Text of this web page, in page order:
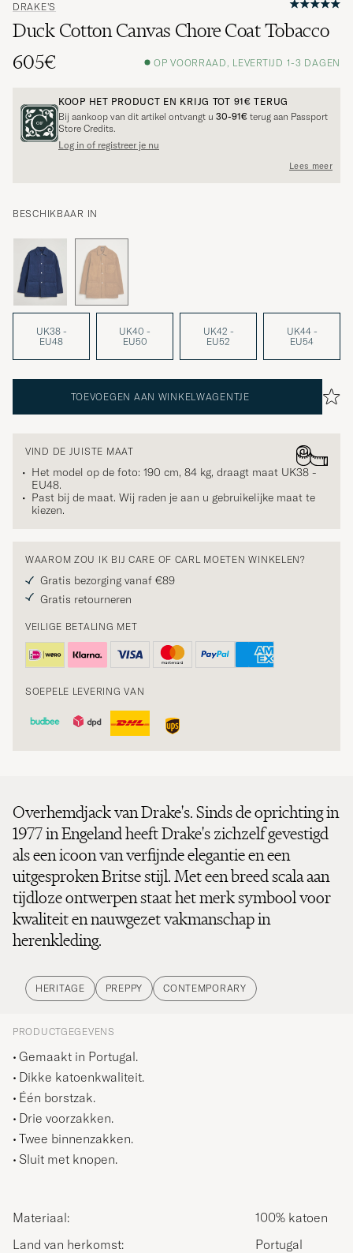
DRAKE'S
Duck Cotton Canvas Chore Coat Tobacco
605€
OP VOORRAAD, LEVERTIJD 1-3 DAGEN
KOOP HET PRODUCT EN KRIJG TOT 91€ TERUG
Bij aankoop van dit artikel ontvangt u 30-91€ terug aan Passport
Store Credits.
Log in of registreer je nu
Lees meer
BESCHIKBAAR IN
UK38 -
EU48
UK40 -
EU50
UK42 -
EU52
UK44 -
EU54
TOEVOEGEN AAN WINKELWAGENTJE
VIND DE JUISTE MAAT
Het model op de foto: 190 cm, 84 kg, draagt maat UK38 -
EU48.
Past bij de maat. Wij raden je aan u gebruikelijke maat te
kiezen.
WAAROM ZOU IK BIJ CARE OF CARL MOETEN WINKELEN?
Gratis bezorging vanaf €89
Gratis retourneren
VEILIGE BETALING MET
SOEPELE LEVERING VAN
Overhemdjack van Drake's. Sinds de oprichting in
1977 in Engeland heeft Drake's zichzelf gevestigd
als een icoon van verfijnde elegantie en een
uitgesproken Britse stijl. Met een breed scala aan
tijdloze ontwerpen staat het merk symbool voor
kwaliteit en nauwgezet vakmanschap in
herenkleding.
HERITAGE PREPPY CONTEMPORARY
PRODUCTGEGEVENS
Gemaakt in Portugal.
Dikke katoenkwaliteit.
Één borstzak.
Drie voorzakken.
Twee binnenzakken.
Sluit met knopen.
Materiaal:
100% katoen
Land van herkomst:
Portugal